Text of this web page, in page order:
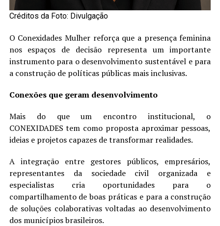
Créditos da Foto: Divulgação
O Conexidades Mulher reforça que a presença feminina
nos espaços de decisão representa um importante
instrumento para o desenvolvimento sustentável e para
a construção de políticas públicas mais inclusivas.
Conexões que geram desenvolvimento
Mais do que um encontro institucional, o
CONEXIDADES tem como proposta aproximar pessoas,
ideias e projetos capazes de transformar realidades.
A integração entre gestores públicos, empresários,
representantes da sociedade civil organizada e
especialistas cria oportunidades para o
compartilhamento de boas práticas e para a construção
de soluções colaborativas voltadas ao desenvolvimento
dos municípios brasileiros.